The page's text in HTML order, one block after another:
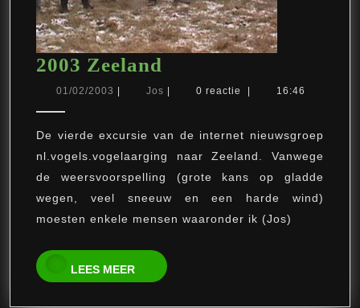
2003 Zeeland
Zeeland
01/02/2003 01/02/2003
Jos Jos 0 reactie 16:46
De vierde excursie van de internet nieuwsgroep
nl.vogels.vogelaarging naar Zeeland. Vanwege
de weersvoorspelling (grote kans op gladde
wegen, veel sneeuw en een harde wind)
moesten enkele mensen waaronder ik (Jos)
LEES MEER
LEES
MEER